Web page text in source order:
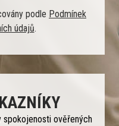
podle Podmínek
údajů.
ověřených